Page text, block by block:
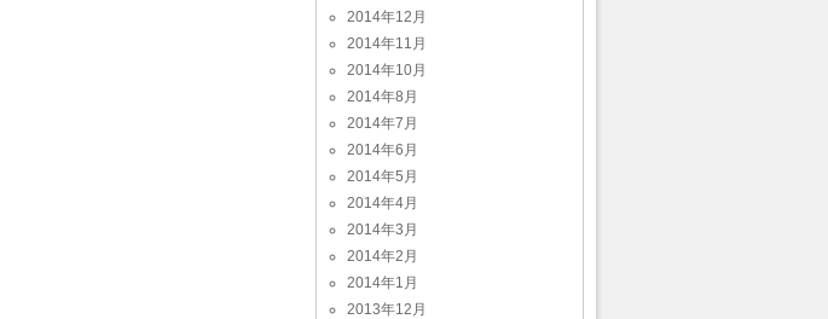
2014年12月
2014年11月
2014年10月
2014年8月
2014年7月
2014年6月
2014年5月
2014年4月
2014年3月
2014年2月
2014年1月
2013年12月